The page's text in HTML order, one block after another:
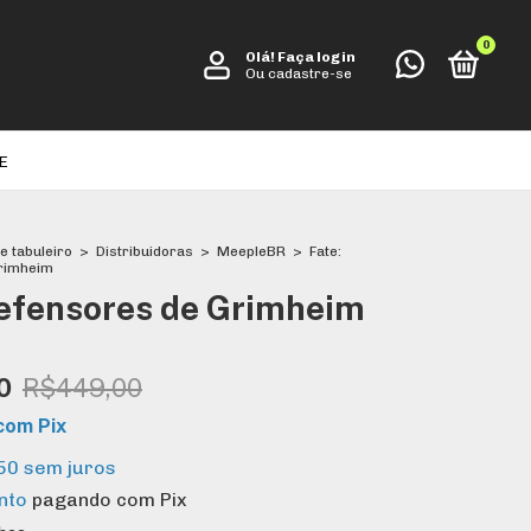
Olá! Faça login
Ou cadastre-se
0
tabuleiro > Distribuidoras > MeepleBR > Fate:
de Grimheim
R$449,00
Pix
sem juros
pagando com Pix